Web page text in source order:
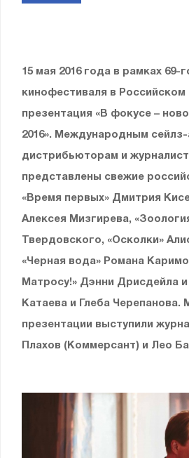
15 мая 2016 года в рамках 69-
кинофестиваля в
презентация «В фокусе –
2016». Международным сейлз-
дистрибьюторам и
представлены свежие
«Время первых» Дмитрия
Алексея Мизгирева,
Твердовского, «Осколки»
«Черная вода» Романа
Матросу!» Дэнни Дрисдейла и
Катаева и Глеба
презентации выступили
Плахов (Коммерсант) и Лео